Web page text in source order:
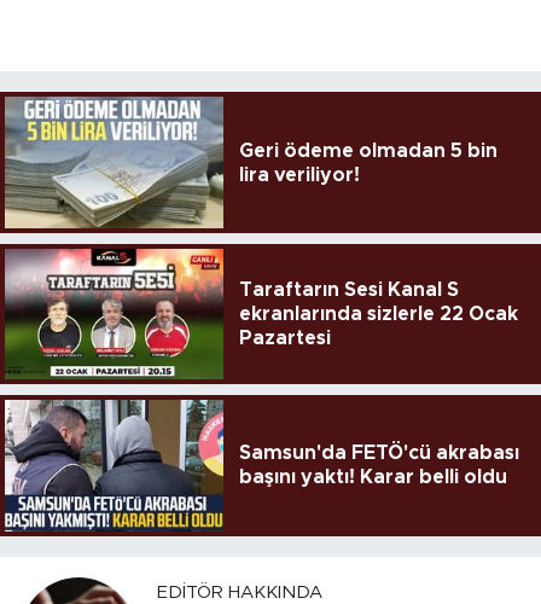
Geri ödeme olmadan 5 bin
lira veriliyor!
Taraftarın Sesi Kanal S
ekranlarında sizlerle 22 Ocak
Pazartesi
Samsun'da FETÖ'cü akrabası
başını yaktı! Karar belli oldu
EDITÖR HAKKINDA